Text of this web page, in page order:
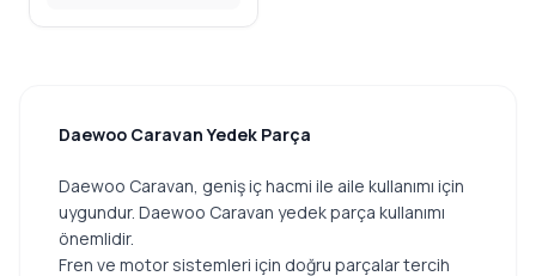
Daewoo Caravan Yedek Parça
Daewoo Caravan, geniş iç hacmi ile aile kullanımı için
uygundur. Daewoo Caravan yedek parça kullanımı
önemlidir.
Fren ve motor sistemleri için doğru parçalar tercih